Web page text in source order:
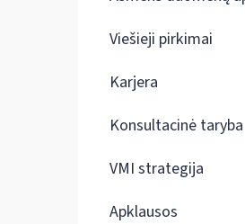
Viešieji pirkimai
Karjera
Konsultacinė taryba
VMI strategija
Apklausos